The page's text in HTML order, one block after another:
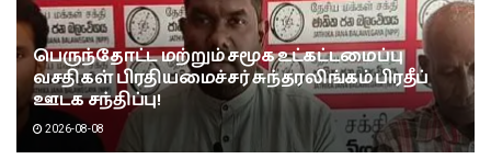
பெருந்தோட்ட மற்றும் சமூக உட்கட்டமைப்பு
வசதிகள் பிரதியமைச்சர் சுந்தரலிங்கம் பிரதீப்
ஊடக சந்திப்பு!
2026-08-08